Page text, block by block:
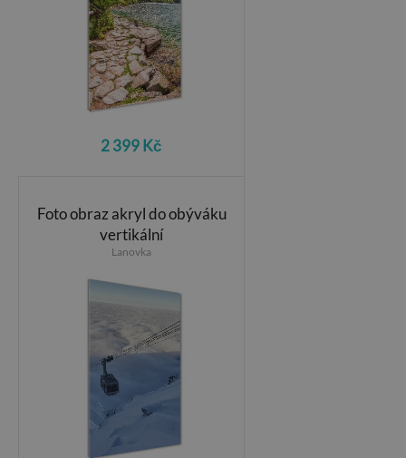
2 399 Kč
Foto obraz akryl do obýváku
vertikální
Lanovka